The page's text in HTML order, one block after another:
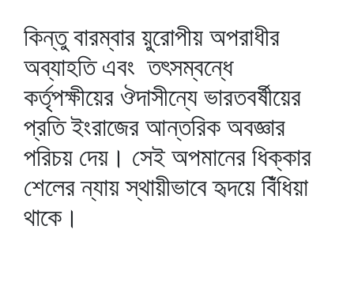
কিন্তু বারম্বার য়ুরোপীয় অপরাধীর
অব্যাহতি এবং তৎসম্বন্ধে
কর্তৃপক্ষীয়ের ঔদাসীন্যে ভারতবর্ষীয়ের
প্রতি ইংরাজের আন্তরিক অবজ্ঞার
পরিচয় দেয়। সেই অপমানের ধিক্‌কার
শেলের ন্যায় স্থায়ীভাবে হৃদয়ে বিঁধিয়া
থাকে।